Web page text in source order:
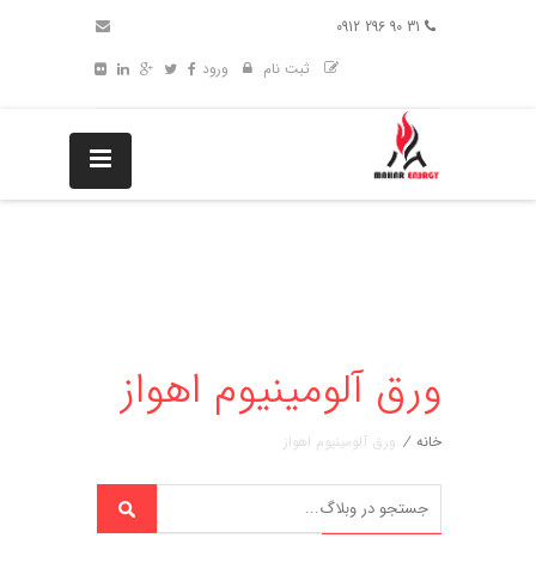
ثبت نام
ورود
ورق آلومینیوم اهواز
خانه / ورق آلومینیوم اهواز